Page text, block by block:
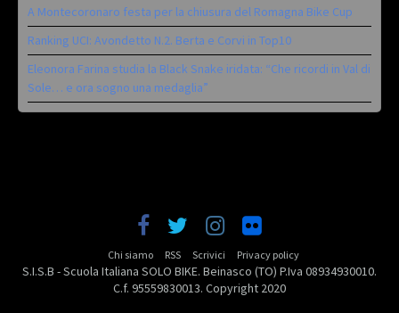
A Montecoronaro festa per la chiusura del Romagna Bike Cup
Ranking UCI: Avondetto N.2. Berta e Corvi in Top10
Eleonora Farina studia la Black Snake iridata: “Che ricordi in Val di
Sole… e ora sogno una medaglia”
Chi siamo RSS Scrivici Privacy policy
S.I.S.B - Scuola Italiana SOLO BIKE. Beinasco (TO) P.Iva 08934930010.
C.f. 95559830013. Copyright 2020